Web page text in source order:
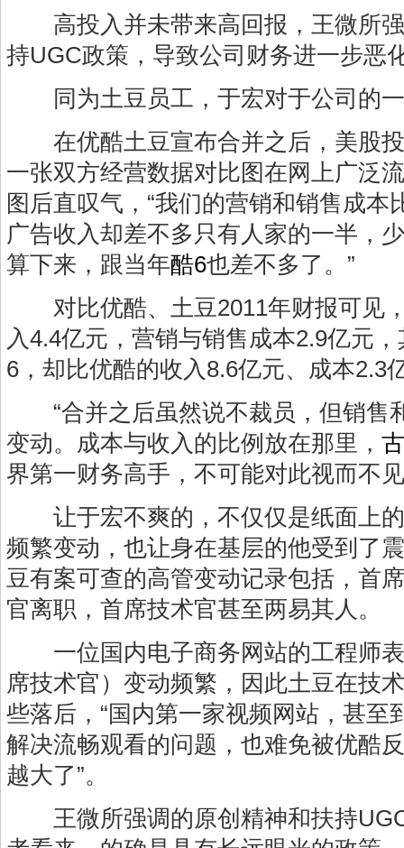
高投入并未带来高回报，王微所强
持UGC政策，导致公司财务进一步恶
同为土豆员工，于宏对于公司的一
在优酷土豆宣布合并之后，美股投
一张双方经营数据对比图在网上广泛
图后直叹气，“我们的营销和销售成本
广告收入却差不多只有人家的一半，
算下来，跟当年酷6也差不多了。”
对比优酷、土豆2011年财报可见
入4.4亿元，营销与销售成本2.9亿元
6，却比优酷的收入8.6亿元、成本2.3
“合并之后虽然说不裁员，但销售
变动。成本与收入的比例放在那里，
界第一财务高手，不可能对此视而不
让于宏不爽的，不仅仅是纸面上的
频繁变动，也让身在基层的他受到了
豆有案可查的高管变动记录包括，首
官离职，首席技术官甚至两易其人。
一位国内电子商务网站的工程师表
席技术官）变动频繁，因此土豆在技
些落后，“国内第一家视频网站，甚至
解决流畅观看的问题，也难免被优酷
越大了”。
王微所强调的原创精神和扶持